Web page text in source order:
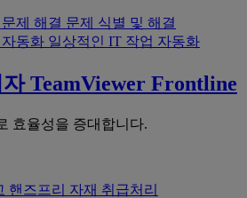
제 해결 문제 식별 및 해결
동화 일상적인 IT 작업 자동화
TeamViewer Frontline
효율성을 증대합니다.
핸즈프리 자재 취급처리